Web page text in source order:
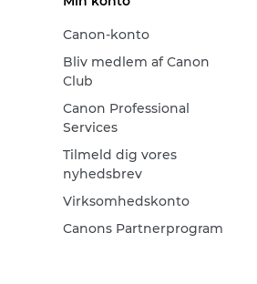
Canon-konto
Bliv medlem af Canon
Club
Canon Professional
Services
Tilmeld dig vores
nyhedsbrev
Virksomhedskonto
Canons Partnerprogram